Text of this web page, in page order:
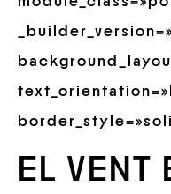
EL VENT